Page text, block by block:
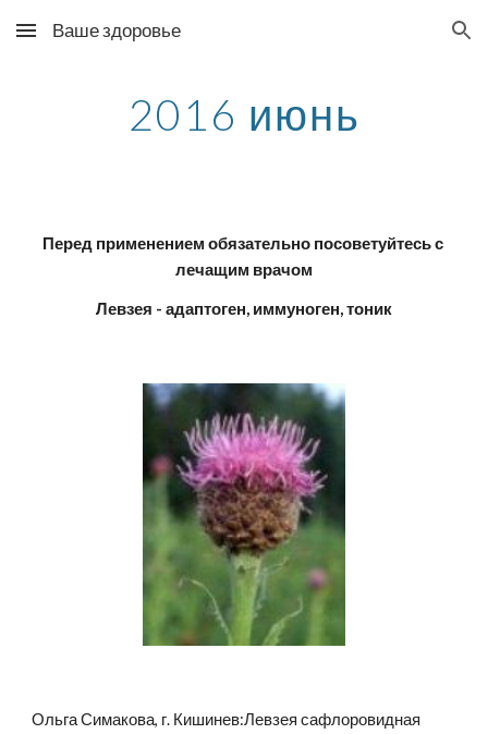
Skip to main content Skip to navigation
Ваше здоровье
2016 июнь
Перед применением обязательно посоветуйтесь с
лечащим врачом
Левзея - адаптоген, иммуноген, тоник
Ольга Симакова, г. Кишинев:Левзея сафлоровидная